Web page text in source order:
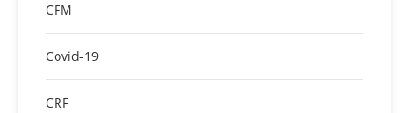
CFM
Covid-19
CRF